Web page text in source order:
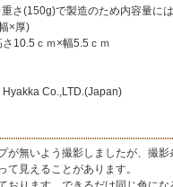
(150g)で製造のため内容量には
×厚)
10.5ｃｍ×幅5.5ｃｍ
Co.,LTD.(Japan)
が無いよう撮影しましたが、撮
見えることがあります。